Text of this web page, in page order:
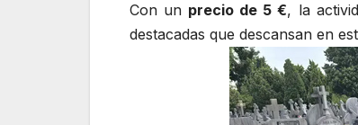
Con un precio de 5 €, la
destacadas que descansan en